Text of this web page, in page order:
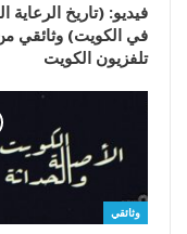
فيديو: (تاريخ الرعاية
في الكويت) وثائقي
تلفزيون الكويت
وثائقي